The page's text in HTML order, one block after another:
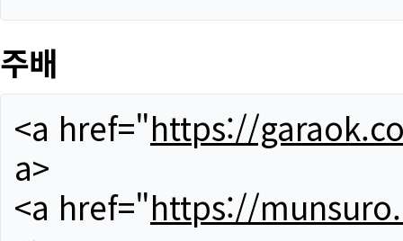
주배
<a href="https://
a>
<a href="https://